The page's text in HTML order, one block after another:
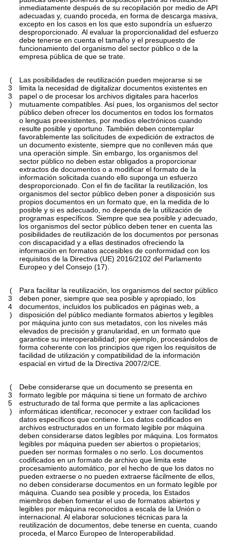
inmediatamente después de su recopilación por medio de API
adecuadas y, cuando proceda, en forma de descarga masiva,
excepto en los casos en los que esto supondría un esfuerzo
desproporcionado. Al evaluar la proporcionalidad del esfuerzo
debe tenerse en cuenta el tamaño y el presupuesto de
funcionamiento del organismo del sector público o de la
empresa pública de que se trate.
(
3
3
)
Las posibilidades de reutilización pueden mejorarse si se
limita la necesidad de digitalizar documentos existentes en
papel o de procesar los archivos digitales para hacerlos
mutuamente compatibles. Así pues, los organismos del sector
público deben ofrecer los documentos en todos los formatos
o lenguas preexistentes, por medios electrónicos cuando
resulte posible y oportuno. También deben contemplar
favorablemente las solicitudes de expedición de extractos de
un documento existente, siempre que no conlleven más que
una operación simple. Sin embargo, los organismos del
sector público no deben estar obligados a proporcionar
extractos de documentos o a modificar el formato de la
información solicitada cuando ello suponga un esfuerzo
desproporcionado. Con el fin de facilitar la reutilización, los
organismos del sector público deben poner a disposición sus
propios documentos en un formato que, en la medida de lo
posible y si es adecuado, no dependa de la utilización de
programas específicos. Siempre que sea posible y adecuado,
los organismos del sector público deben tener en cuenta las
posibilidades de reutilización de los documentos por personas
con discapacidad y a ellas destinados ofreciendo la
información en formatos accesibles de conformidad con los
requisitos de la Directiva (UE) 2016/2102 del Parlamento
Europeo y del Consejo (17).
(
3
4
)
Para facilitar la reutilización, los organismos del sector público
deben poner, siempre que sea posible y apropiado, los
documentos, incluidos los publicados en páginas web, a
disposición del público mediante formatos abiertos y legibles
por máquina junto con sus metadatos, con los niveles más
elevados de precisión y granularidad, en un formato que
garantice su interoperabilidad; por ejemplo, procesándolos de
forma coherente con los principios que rigen los requisitos de
facilidad de utilización y compatibilidad de la información
espacial en virtud de la Directiva 2007/2/CE.
(
3
5
)
Debe considerarse que un documento se presenta en
formato legible por máquina si tiene un formato de archivo
estructurado de tal forma que permite a las aplicaciones
informáticas identificar, reconocer y extraer con facilidad los
datos específicos que contiene. Los datos codificados en
archivos estructurados en un formato legible por máquina
deben considerarse datos legibles por máquina. Los formatos
legibles por máquina pueden ser abiertos o propietarios;
pueden ser normas formales o no serlo. Los documentos
codificados en un formato de archivo que limita este
procesamiento automático, por el hecho de que los datos no
pueden extraerse o no pueden extraerse fácilmente de ellos,
no deben considerarse documentos en un formato legible por
máquina. Cuando sea posible y proceda, los Estados
miembros deben fomentar el uso de formatos abiertos y
legibles por máquina reconocidos a escala de la Unión o
internacional. Al elaborar soluciones técnicas para la
reutilización de documentos, debe tenerse en cuenta, cuando
proceda, el Marco Europeo de Interoperabilidad.